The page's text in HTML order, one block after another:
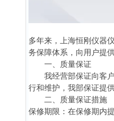
多年来，上海恒刚仪器
务保障体系，向用户提
一、质量保证
我经营部保证向客户
行和维护，我部保证提
二、质量保证措施
保修期限：在保修期内